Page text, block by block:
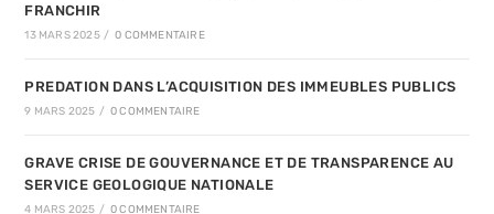
FRANCHIR
13 MARS 2025 / 0 COMMENTAIRE
PREDATION DANS L’ACQUISITION DES IMMEUBLES PUBLICS
9 MARS 2025 / 0 COMMENTAIRE
GRAVE CRISE DE GOUVERNANCE ET DE TRANSPARENCE AU
SERVICE GEOLOGIQUE NATIONALE
4 MARS 2025 / 0 COMMENTAIRE